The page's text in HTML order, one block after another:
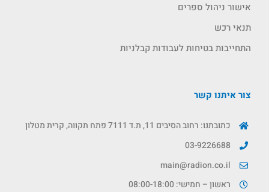
אישור ניהול ספרים
תנאי רכש
התחייבות בטיחות לעבודות קבלניות
צור איתנו קשר
כתובתנו: רחוב הסיבים 11, ת.ד 7111 פתח תקווה, קרית מטלון
03-9226688
main@radion.co.il
ראשון – חמישי: 08:00-18:00